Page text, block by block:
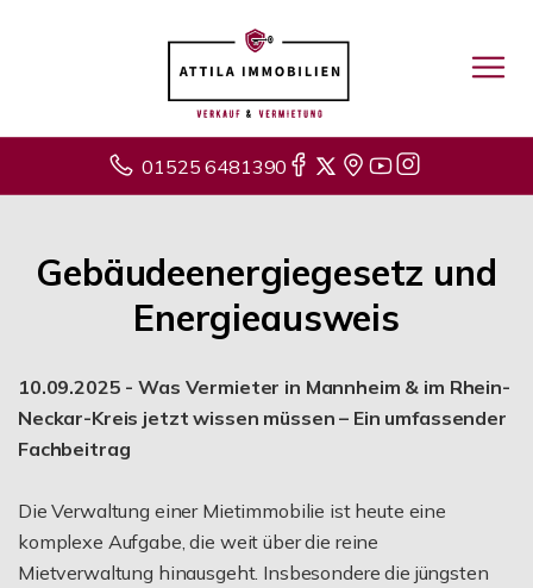
01525 6481390
Gebäudeenergiegesetz und
Energieausweis
10.09.2025 - Was Vermieter in Mannheim & im Rhein-
Neckar-Kreis jetzt wissen müssen – Ein umfassender
Fachbeitrag
Die Verwaltung einer Mietimmobilie ist heute eine
komplexe Aufgabe, die weit über die reine
Mietverwaltung hinausgeht. Insbesondere die jüngsten